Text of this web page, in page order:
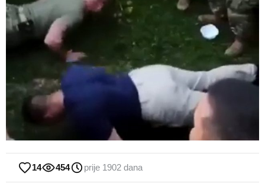
14 454 prije 1902 dana